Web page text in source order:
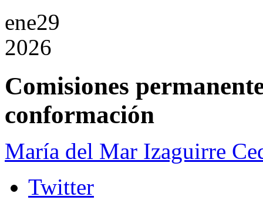
ene29
2026
Comisiones
conformación
María del Mar Izaguirre
Twitter